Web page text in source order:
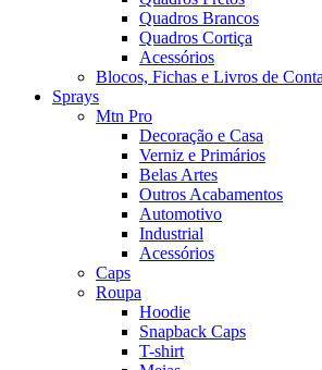
Quadros Brancos
Quadros Cortiça
Acessórios
Blocos, Fichas e Livros de
Sprays
Mtn Pro
Decoração e Casa
Verniz e Primários
Belas Artes
Outros Acabamentos
Automotivo
Industrial
Acessórios
Caps
Roupa
Hoodie
Snapback Caps
T-shirt